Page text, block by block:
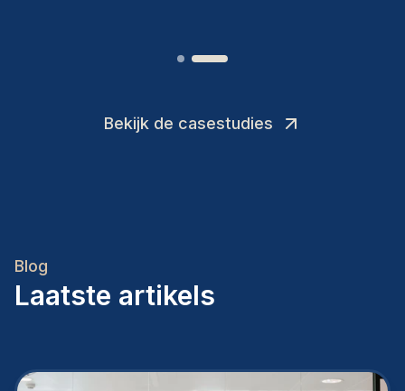
Bekijk de casestudies
Blog
Laatste artikels